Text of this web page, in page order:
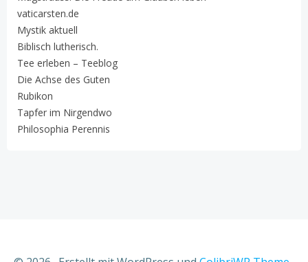
vaticarsten.de
Mystik aktuell
Biblisch lutherisch.
Tee erleben – Teeblog
Die Achse des Guten
Rubikon
Tapfer im Nirgendwo
Philosophia Perennis